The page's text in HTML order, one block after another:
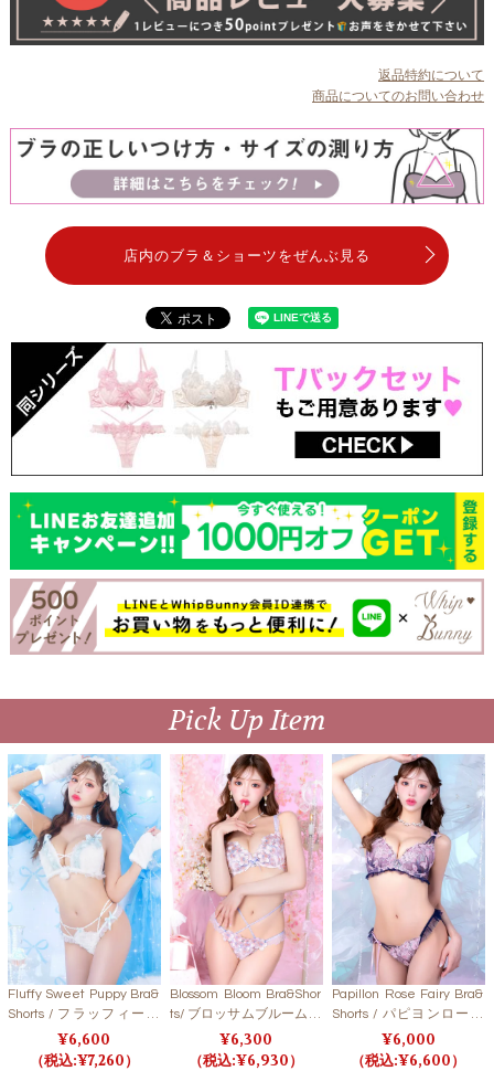
返品特約について
商品についてのお問い合わせ
店内のブラ＆ショーツをぜんぶ見る
Pick Up Item
Fluffy Sweet Puppy Bra&
Shorts / フラッフィース
ウィートパピーブラ＆シ
ョーツ 【LB5500】
6,600
7,260
Blossom Bloom Bra&Shor
ts/ ブロッサムブルームブ
ラ＆ショーツ【LB550
6,300
6,930
Papillon Rose Fairy Bra&
Shorts / パピヨンローズ
フェアリーブラ＆ショー
ツ 【LB5500】
6,000
6,600